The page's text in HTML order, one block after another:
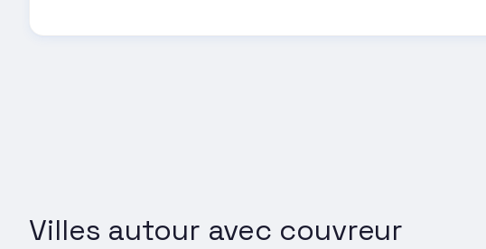
Villes autour avec couvreur